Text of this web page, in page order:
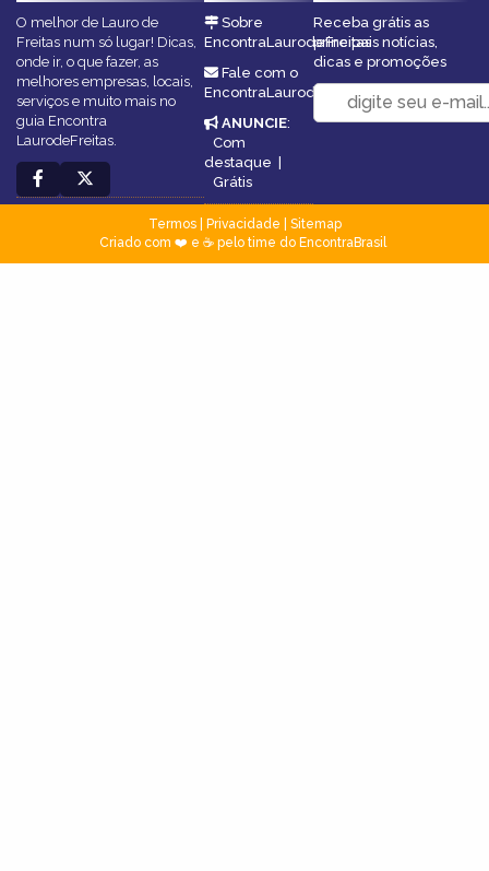
O melhor de Lauro de
Freitas num só lugar! Dicas,
onde ir, o que fazer, as
melhores empresas, locais,
serviços e muito mais no
guia Encontra
LaurodeFreitas.
Sobre
EncontraLaurodeFreitas
Fale com o
EncontraLaurodeFreitas
ANUNCIE:
Com
destaque |
Grátis
Receba grátis as
principais notícias,
dicas e promoções
Termos| Privacidade
Sitemap
Criado com ❤️ e ☕ pelo time do EncontraBrasil